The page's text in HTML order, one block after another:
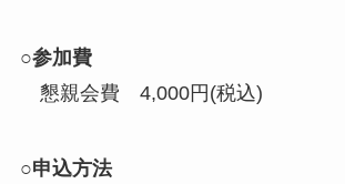
○参加費
懇親会費 4,000円(税込)
○申込方法